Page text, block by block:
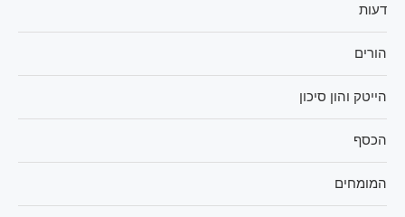
דעות
הורים
הייטק והון סיכון
הכסף
המומחים